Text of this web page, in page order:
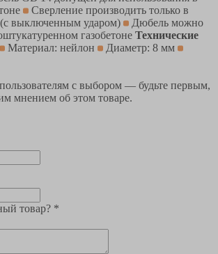
Сверление производить только в
выключенным ударом)
Дюбель можно
газобетоне Технические
Материал: нейлон
Диаметр: 8 мм
с выбором — будьте первым,
мнением об этом товаре.
товар? *